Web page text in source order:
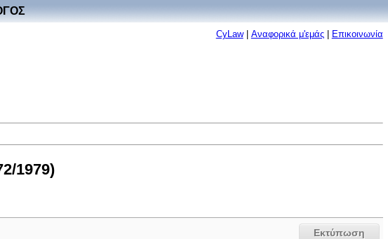
CyLaw| Αναφορικά μ'εμάς| Επικοινωνία
1979)
Εκτύπωση